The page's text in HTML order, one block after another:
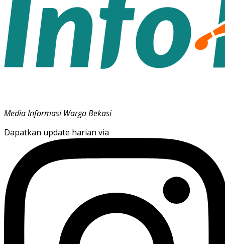
Media Informasi Warga Bekasi
Dapatkan update harian via